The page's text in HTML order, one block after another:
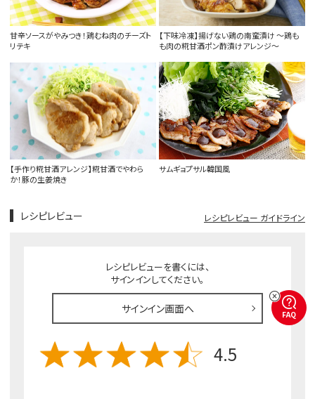
甘辛ソースがやみつき！鶏むね肉のチーズト
リテキ
【下味冷凍】揚げない鶏の南蛮漬け 〜鶏も
も肉の糀甘酒ポン酢漬けアレンジ〜
【手作り糀甘酒アレンジ】糀甘酒でやわら
か！豚の生姜焼き
サムギョプサル韓国風
レシピレビュー レシピレビュー ガイドライン
レシピレビューを書くには、
サインインしてください。
サインイン画面へ
4.5
FAQ